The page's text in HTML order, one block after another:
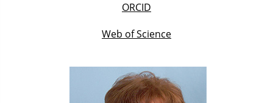
ORCID
Web of Science